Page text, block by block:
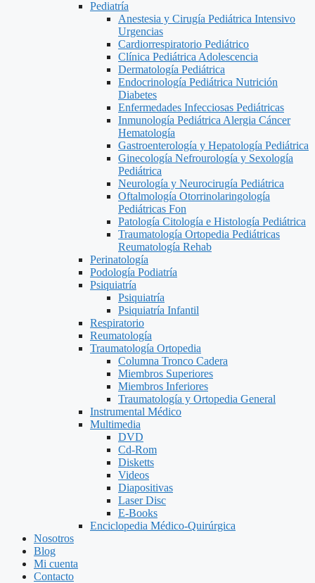
Pediatría
Anestesia y Cirugía Pediátrica Intensivo
Urgencias
Cardiorrespiratorio Pediátrico
Clínica Pediátrica Adolescencia
Dermatología Pediátrica
Endocrinología Pediátrica Nutrición
Diabetes
Enfermedades Infecciosas Pediátricas
Inmunología Pediátrica Alergia Cáncer
Hematología
Gastroenterología y Hepatología Pediátrica
Ginecología Nefrourología y Sexología
Pediátrica
Neurología y Neurocirugía Pediátrica
Oftalmología Otorrinolaringología
Pediátricas Fon
Patología Citología e Histología Pediátrica
Traumatología Ortopedia Pediátricas
Reumatología Rehab
Perinatología
Podología Podiatría
Psiquiatría
Psiquiatría
Psiquiatría Infantil
Respiratorio
Reumatología
Traumatología Ortopedia
Columna Tronco Cadera
Miembros Superiores
Miembros Inferiores
Traumatología y Ortopedia General
Instrumental Médico
Multimedia
DVD
Cd-Rom
Disketts
Videos
Diapositivas
Laser Disc
E-Books
Enciclopedia Médico-Quirúrgica
Nosotros
Blog
Mi cuenta
Contacto